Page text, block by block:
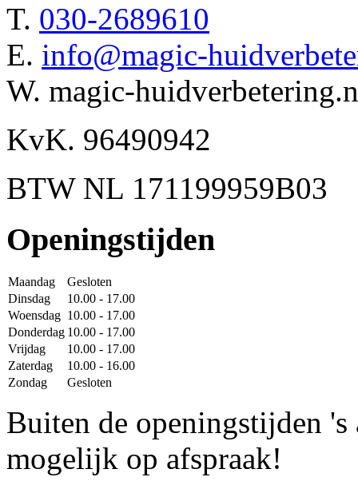
T. 030-2689610
E. info@magic-
W. magic-
KvK. 96490942
BTW NL 171199959B03
Openingstijden
Maandag
Gesloten
Dinsdag
10.00 - 17.00
Woensdag 10.00 - 17.00
Donderdag 10.00 - 17.00
Vrijdag
10.00 - 17.00
Zaterdag
10.00 - 16.00
Zondag
Gesloten
Buiten de openingstijden
mogelijk op afspraak!